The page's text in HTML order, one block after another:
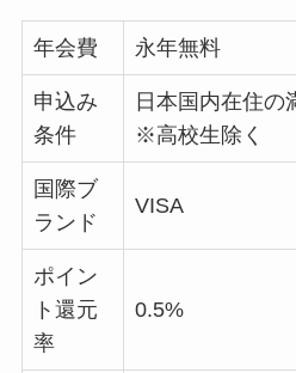
年会費 永年無料
申込み
条件
日本国内在住の
※高校生除く
国際ブ
ランド
VISA
ポイン
ト還元
率
0.5%